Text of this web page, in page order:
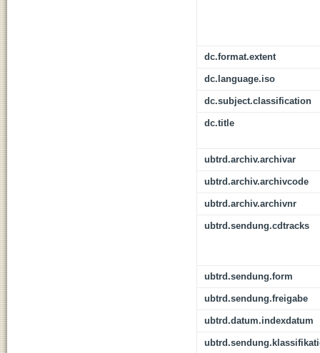
dc.format.extent
dc.language.iso
dc.subject.classification
dc.title
ubtrd.archiv.archivar
ubtrd.archiv.archivcode
ubtrd.archiv.archivnr
ubtrd.sendung.cdtracks
ubtrd.sendung.form
ubtrd.sendung.freigabe
ubtrd.datum.indexdatum